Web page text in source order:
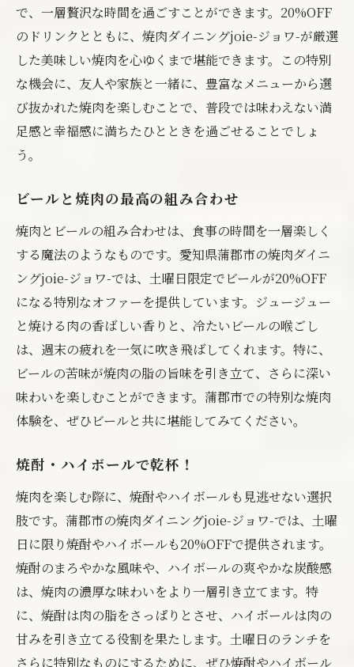
で、一層贅沢な時間を過ごすことができます。20%OFF
のドリンクとともに、焼肉ダイニングjoie-ジョワ-が厳選
した美味しい焼肉を心ゆくまで堪能できます。この特別
な機会に、友人や家族と一緒に、豊富なメニューから選
び抜かれた焼肉を楽しむことで、普段では味わえない満
足感と幸福感に満ちたひとときを過ごせることでしょ
う。
ビールと焼肉の最高の組み合わせ
焼肉とビールの組み合わせは、食事の時間を一層楽しく
する魔法のようなものです。愛知県蒲郡市の焼肉ダイニ
ングjoie-ジョワ-では、土曜日限定でビールが20%OFF
になる特別なオファーを提供しています。ジュージュー
と焼ける肉の香ばしい香りと、冷たいビールの喉ごし
は、週末の疲れを一気に吹き飛ばしてくれます。特に、
ビールの苦味が焼肉の脂の旨味を引き立て、さらに深い
味わいを楽しむことができます。蒲郡市での特別な焼肉
体験を、ぜひビールと共に堪能してみてください。
焼酎・ハイボールで乾杯！
焼肉を楽しむ際に、焼酎やハイボールも見逃せない選択
肢です。蒲郡市の焼肉ダイニングjoie-ジョワ-では、土曜
日に限り焼酎やハイボールも20%OFFで提供されます。
焼酎のまろやかな風味や、ハイボールの爽やかな炭酸感
は、焼肉の濃厚な味わいをより一層引き立てます。特
に、焼酎は肉の脂をさっぱりとさせ、ハイボールは肉の
甘みを引き立てる役割を果たします。土曜日のランチを
さらに特別なものにするために、ぜひ焼酎やハイボール